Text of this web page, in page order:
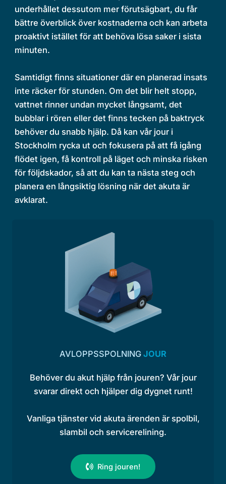
underhållet dessutom mer förutsägbart, du får
bättre överblick över kostnaderna och kan arbeta
proaktivt istället för att behöva lösa saker i sista
minuten.
Samtidigt finns situationer där en planerad insats
inte räcker för stunden. Om det blir helt stopp,
vattnet rinner undan mycket långsamt, det
bubblar i rören eller det finns tecken på baktryck
behöver du snabb hjälp. Då kan vår jour i
Stockholm rycka ut och fokusera på att få igång
flödet igen, få kontroll på läget och minska risken
för följdskador, så att du kan ta nästa steg och
planera en långsiktig lösning när det akuta är
avklarat.
AVLOPPSSPOLNING JOUR
Behöver du akut hjälp från jouren? Vår jour
svarar direkt och hjälper dig dygnet runt!
Vanliga tjänster vid akuta ärenden är spolbil,
slambil och servicerelining.
Ring jouren!